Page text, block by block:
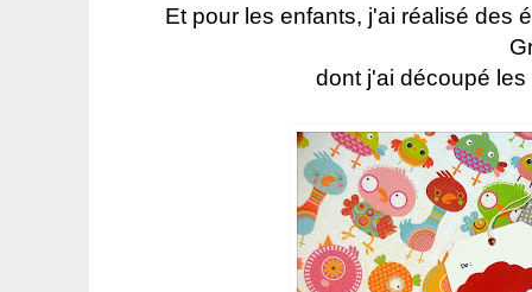
Et pour les enfants, j'ai réalisé des
dont j'ai découpé